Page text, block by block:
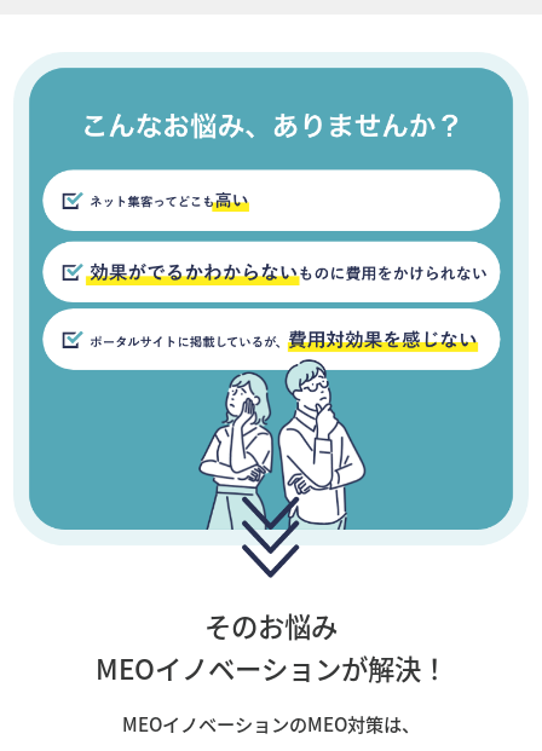
そのお悩み
MEOイノベーションが解決！
MEOイノベーションのMEO対策は、